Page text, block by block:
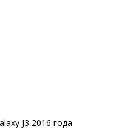
J3 2016 года